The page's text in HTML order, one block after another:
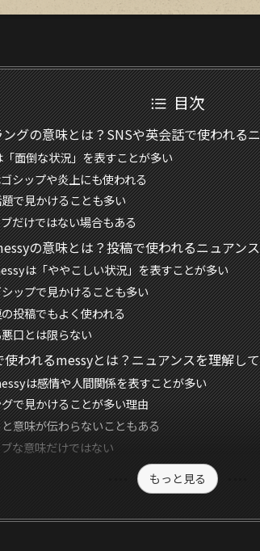
目次
グの意味とは？SNSや英会話で使われる
面倒な状況」を表すことが多い
シップや炎上にも使われる
で見かけることも多い
だけではない場合もある
の意味とは？投稿で使われるニュアン
は「ややこしい状況」を表すことが多い
ップで見かけることも多い
投稿でもよく使われる
口とは限らない
われるmessyとは？ニュアンスを理解し
は感情や人間関係を表すことが多い
で見かけることが多い理由
意味が伝わらないこともある
な意味だけではない
もっと見る